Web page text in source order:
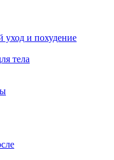
и похудение
тела